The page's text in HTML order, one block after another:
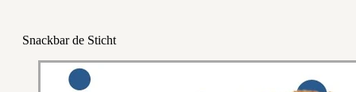
Snackbar de Sticht